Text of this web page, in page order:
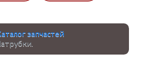
запчастей